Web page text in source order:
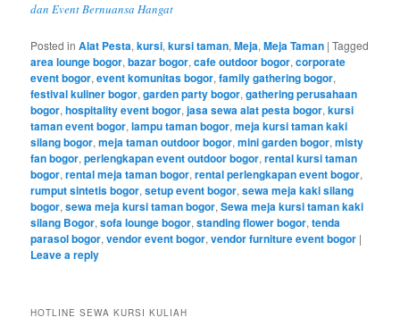
dan Event Bernuansa Hangat
Posted in Alat Pesta,kursi,kursi taman,Meja,Meja Taman |Tagged
area lounge bogor,bazar bogor,cafe outdoor bogor,corporate
event bogor,event komunitas bogor,family gathering bogor,
festival kuliner bogor,garden party bogor,gathering perusahaan
bogor,hospitality event bogor,jasa sewa alat pesta bogor,kursi
taman event bogor,lampu taman bogor,meja kursi taman kaki
silang bogor,meja taman outdoor bogor,mini garden bogor,misty
fan bogor,perlengkapan event outdoor bogor,rental kursi taman
bogor,rental meja taman bogor,rental perlengkapan event bogor,
rumput sintetis bogor,setup event bogor,sewa meja kaki silang
bogor,sewa meja kursi taman bogor,Sewa meja kursi taman kaki
silang Bogor,sofa lounge bogor,standing flower bogor,tenda
parasol bogor,vendor event bogor,vendor furniture event bogor |
Leave a reply
HOTLINE SEWA KURSI KULIAH